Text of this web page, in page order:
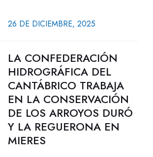
26 DE DICIEMBRE, 2025
LA CONFEDERACIÓN
HIDROGRÁFICA DEL
CANTÁBRICO TRABAJA
EN LA CONSERVACIÓN
DE LOS ARROYOS DURÓ
Y LA REGUERONA EN
MIERES